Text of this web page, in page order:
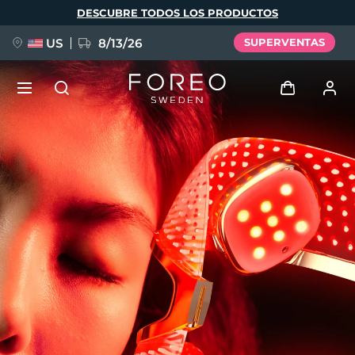
DESCUBRE TODOS LOS PRODUCTOS
US 8/13/26 SUPERVENTAS
Iniciar sesión
Perfil de usuario
Mis dispositivos
Mis pedidos
Mis direcciones
Mis suscripciones
NUEVO
FAQ™ Pure Beauty-Tech Elixir
BREAKING NEWS
issa™ Teeth Whitening Set
Idioma
English Deutsch
Español
Français
Italiano
Português
Polski
Svenska
Русский
Türkçe
简体中文 繁體中文